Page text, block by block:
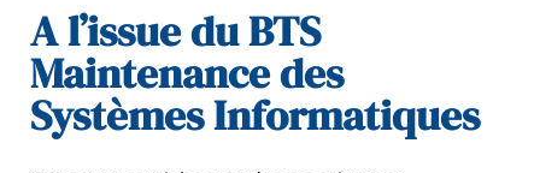
A l’issue du BTS
Maintenance des
Systèmes Informatiques